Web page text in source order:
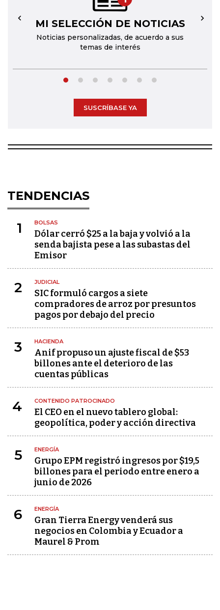
MI SELECCIÓN DE NOTICIAS
Noticias personalizadas, de acuerdo a sus
temas de interés
← →
SUSCRÍBASE YA
TENDENCIAS
1 BOLSAS
Dólar cerró $25 a la baja y volvió a la
senda bajista pese a las subastas del
Emisor
2 JUDICIAL
SIC formuló cargos a siete
compradores de arroz por presuntos
pagos por debajo del precio
3 HACIENDA
Anif propuso un ajuste fiscal de $53
billones ante el deterioro de las
cuentas públicas
4 CONTENIDO PATROCINADO
El CEO en el nuevo tablero global:
geopolítica, poder y acción directiva
5 ENERGÍA
Grupo EPM registró ingresos por $19,5
billones para el periodo entre enero a
junio de 2026
6 ENERGÍA
Gran Tierra Energy venderá sus
negocios en Colombia y Ecuador a
Maurel & Prom